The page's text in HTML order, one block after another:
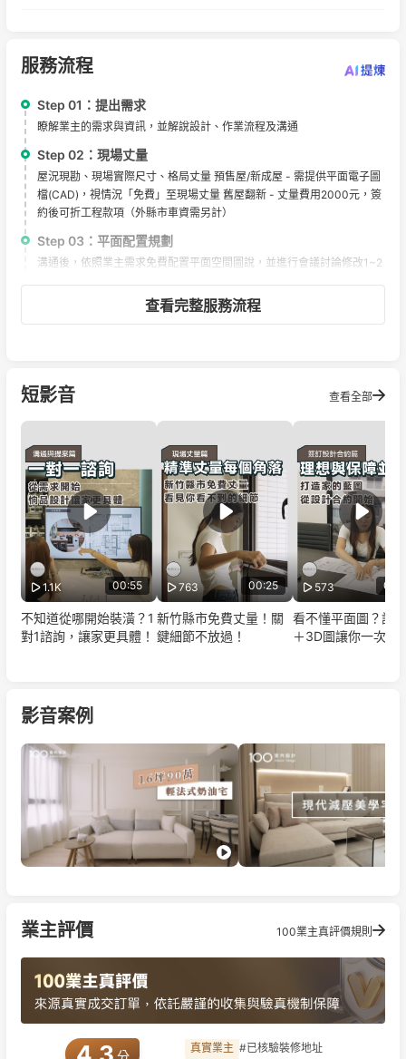
服務流程
Step 01： 提出需求
瞭解業主的需求與資訊，並解說設計、作業流程及溝通
Step 02： 現場丈量
屋況現勘、現場實際尺寸、格局丈量 預售屋/新成屋 - 需提供平面電子圖
檔(CAD)，視情況「免費」至現場丈量 舊屋翻新 - 丈量費用2000元，簽
約後可折工程款項（外縣市車資需另計）
Step 03： 平面配置規劃
溝通後，依照業主需求免費配置平面空間圖說，並進行會議討論修改1~2
查看完整服務流程
短影音 查看全部
1.1K 00:55
不知道從哪開始裝潢？1
對1諮詢，讓家更具體！
763 00:25
新竹縣市免費丈量！關
鍵細節不放過！
573
看不懂平面圖？設
＋3D圖讓你一次搞
影音案例
業主評價 100業主真評價規則
真實業主 #已核驗裝修地址